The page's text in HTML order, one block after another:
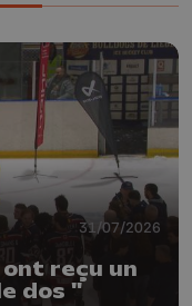
31/07/2026
reçu un
dos "